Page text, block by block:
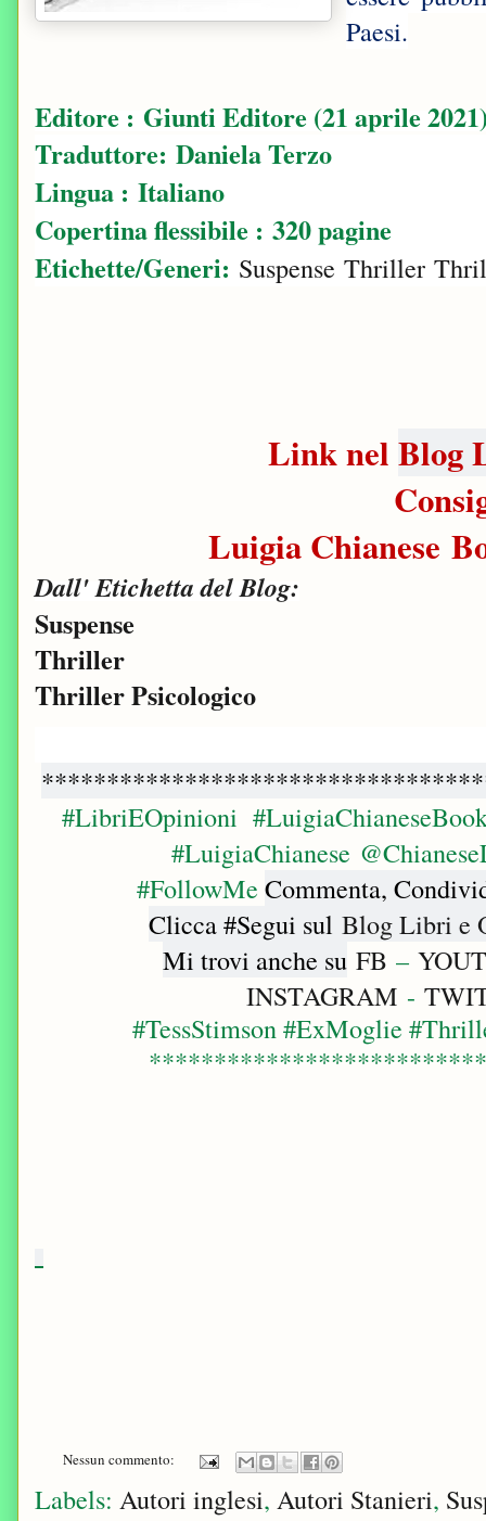
Paesi.
Editore : Giunti Editore (21 aprile
Traduttore: Daniela Terzo
Lingua : Italiano
Copertina flessibile : 320 pagine
Etichette/Generi: Suspense Thriller
Link nel Blog
Luigia Chianese
Dall' Etichetta del Blog:
Suspense
Thriller
Thriller Psicologico
#LibriEOpinioni
#LuigiaChianese
#FollowMe Commenta,
Clicca #Segui sul Blog Libri e
Mi trovi anche su FB –
INSTAGRAM -
#TessStimson #ExMoglie
Nessun commento:
Labels: Autori inglesi, Autori Stanieri,